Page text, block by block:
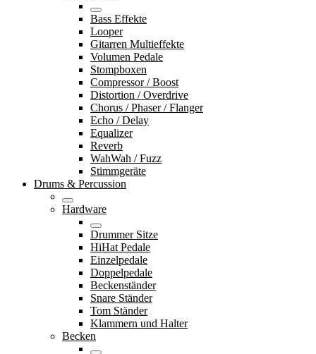
Bass Effekte
Looper
Gitarren Multieffekte
Volumen Pedale
Stompboxen
Compressor / Boost
Distortion / Overdrive
Chorus / Phaser / Flanger
Echo / Delay
Equalizer
Reverb
WahWah / Fuzz
Stimmgeräte
Drums & Percussion
Hardware
Drummer Sitze
HiHat Pedale
Einzelpedale
Doppelpedale
Beckenständer
Snare Ständer
Tom Ständer
Klammern und Halter
Becken